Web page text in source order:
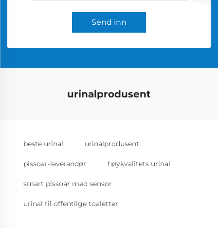
Send inn
urinalprodusent
beste urinal urinalprodusent
pissoar-leverandør høykvalitets urinal
smart pissoar med sensor
urinal til offentlige toaletter